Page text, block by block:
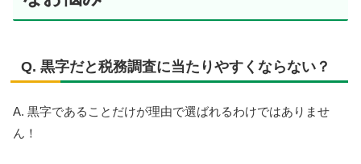
Q. 黒字だと税務調査に当たりやすくならない？
A. 黒字であることだけが理由で選ばれるわけではありませ
ん！